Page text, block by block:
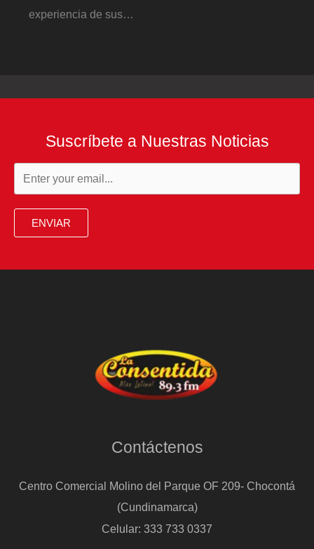
experiencia de sus…
Suscríbete a Nuestras Noticias
ENVIAR
Contáctenos
Centro Comercial Molino del Parque OF 209- Chocontá
(Cundinamarca)
Celular: 333 733 0337